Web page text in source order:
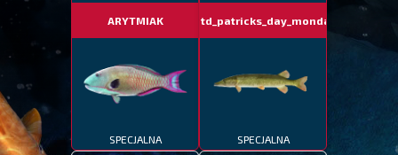
ARYTMIAK
SPECJALNA
fotd_patricks_day_monday
SPECJALNA